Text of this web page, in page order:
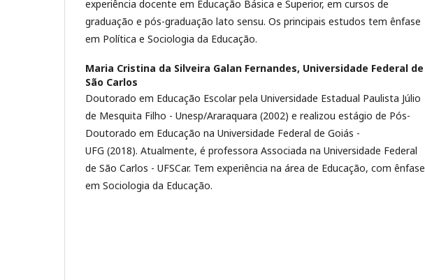
experiência docente em Educação Básica e Superior, em cursos de
graduação e pós-graduação lato sensu. Os principais estudos tem ênfase
em Política e Sociologia da Educação.
Maria Cristina da Silveira Galan Fernandes, Universidade Federal de
São Carlos
Doutorado em Educação Escolar pela Universidade Estadual Paulista Júlio
de Mesquita Filho - Unesp/Araraquara (2002) e realizou estágio de Pós-
Doutorado em Educação na Universidade Federal de Goiás -
UFG (2018). Atualmente, é professora Associada na Universidade Federal
de São Carlos - UFSCar. Tem experiência na área de Educação, com ênfase
em Sociologia da Educação.